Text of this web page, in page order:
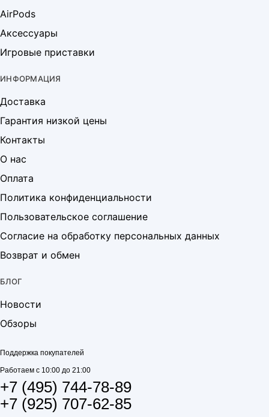
AirPods
Аксессуары
Игровые приставки
ИНФОРМАЦИЯ
Доставка
Гарантия низкой цены
Контакты
О нас
Оплата
Политика конфиденциальности
Пользовательское соглашение
Согласие на обработку персональных данных
Возврат и обмен
БЛОГ
Новости
Обзоры
Поддержка покупателей
Работаем с 10:00 до 21:00
+7 (495) 744-78-89
+7 (925) 707-62-85